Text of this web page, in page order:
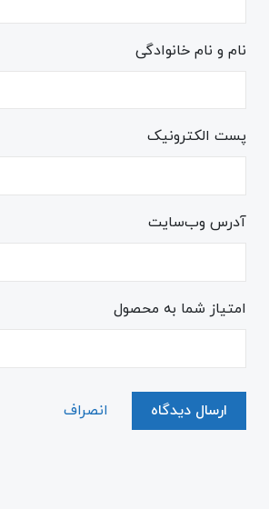
نام و نام خانوادگی
پست الکترونیک
آدرس وب‌سایت
امتیاز شما به محصول
ارسال دیدگاه انصراف